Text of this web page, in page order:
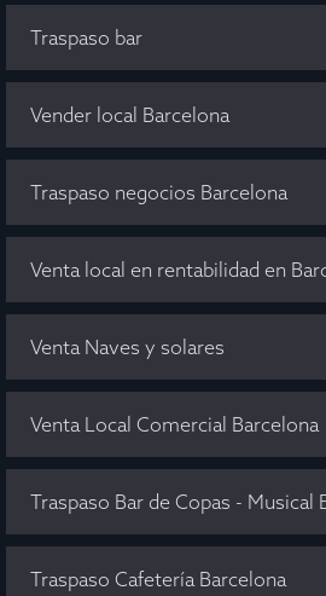
Traspaso bar
Vender local Barcelona
Traspaso negocios Barcelona
Venta local en rentabilidad en
Venta Naves y solares
Venta Local Comercial Barcelona
Traspaso Bar de Copas - Musical
Traspaso Cafetería Barcelona